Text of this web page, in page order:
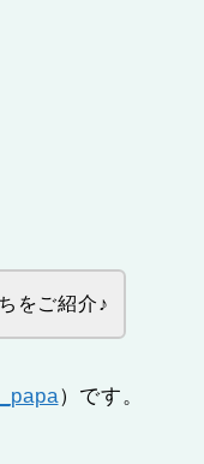
をご紹介♪
）です。